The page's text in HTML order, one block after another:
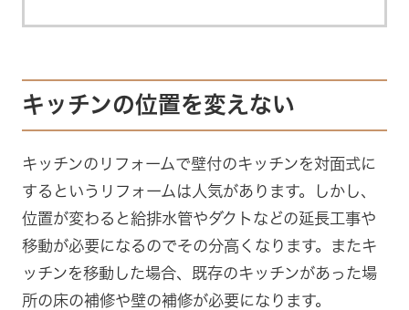
キッチンの位置を変えない
キッチンのリフォームで壁付のキッチンを対面式に
するというリフォームは人気があります。しかし、
位置が変わると給排水管やダクトなどの延長工事や
移動が必要になるのでその分高くなります。またキ
ッチンを移動した場合、既存のキッチンがあった場
所の床の補修や壁の補修が必要になります。